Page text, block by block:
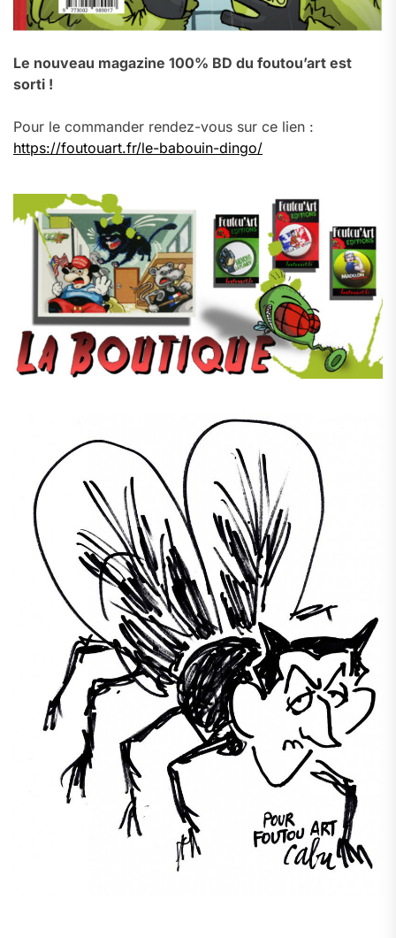
Le nouveau magazine 100% BD du foutou’art est
sorti !
Pour le commander rendez-vous sur ce lien :
https://foutouart.fr/le-babouin-dingo/